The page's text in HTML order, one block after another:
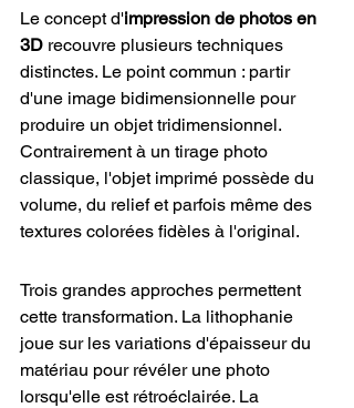
Le concept d'impression de photos en
3D recouvre plusieurs techniques
distinctes. Le point commun : partir
d'une image bidimensionnelle pour
produire un objet tridimensionnel.
Contrairement à un tirage photo
classique, l'objet imprimé possède du
volume, du relief et parfois même des
textures colorées fidèles à l'original.
Trois grandes approches permettent
cette transformation. La lithophanie
joue sur les variations d'épaisseur du
matériau pour révéler une photo
lorsqu'elle est rétroéclairée. La